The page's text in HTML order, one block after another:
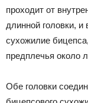
проходит от
длинной головки,
сухожилие
предплечья около
Обе головки